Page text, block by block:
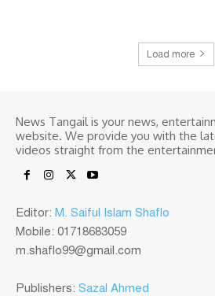
Load more
News Tangail is your news,
website. We provide you with the
videos straight from the
Editor: M. Saiful Islam Shaflo
Mobile: 01718683059
m.shaflo99@gmail.com
Publishers: Sazal Ahmed